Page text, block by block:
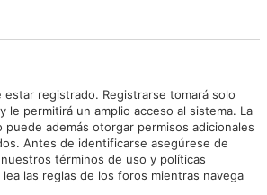
estar registrado. Registrarse tomará solo
le permitirá un amplio acceso al sistema. La
puede además otorgar permisos adicionales
Antes de identificarse asegúrese de
términos de uso y políticas
las reglas de los foros mientras navega